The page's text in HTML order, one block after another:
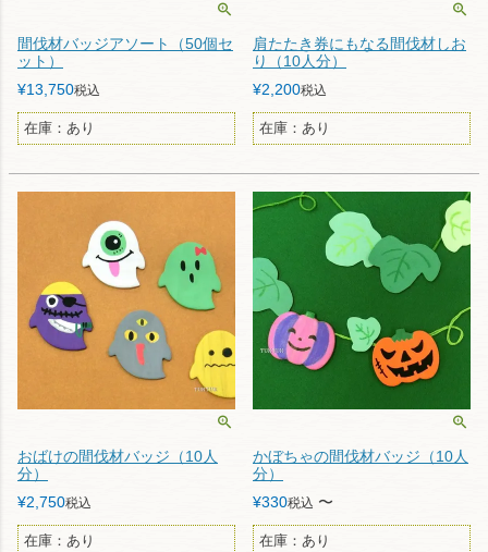
間伐材バッジアソート（50個セ
ット）
¥13,750税込
在庫：あり
肩たたき券にもなる間伐材しお
り（10人分）
¥2,200税込
在庫：あり
おばけの間伐材バッジ（10人
分）
¥2,750税込
在庫：あり
かぼちゃの間伐材バッジ（10人
分）
¥330税込 〜
在庫：あり